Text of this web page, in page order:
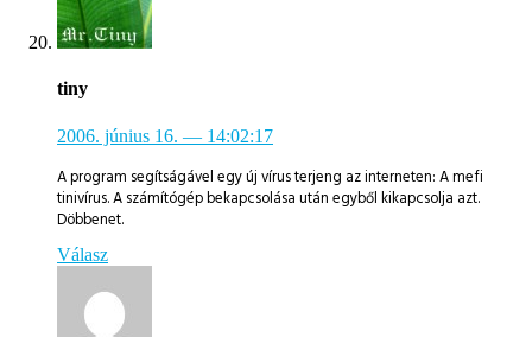
tiny
2006. június 16. — 14:02:17
A program segítságável egy új vírus terjeng az interneten: A mefi
tinivírus. A számítógép bekapcsolása után egyből kikapcsolja azt.
Döbbenet.
Válasz